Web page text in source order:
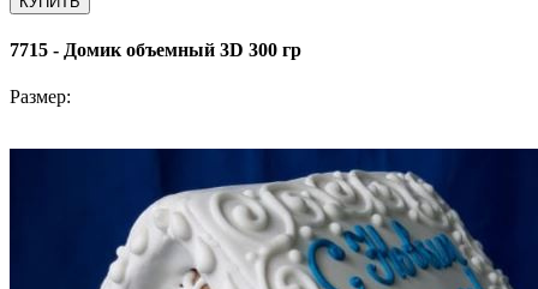
7715 - Домик объемный 3D 300 гр
Размер: